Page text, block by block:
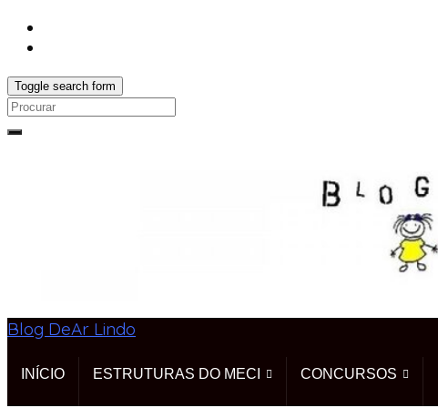
Toggle search form
Search
Blog DeAr Lindo
INÍCIO ESTRUTURAS DO MECI CONCURSOS